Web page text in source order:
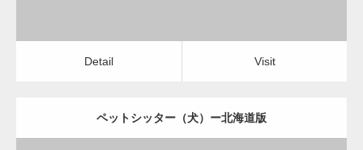
Detail Visit
ペットシッター（犬）ー北海道版